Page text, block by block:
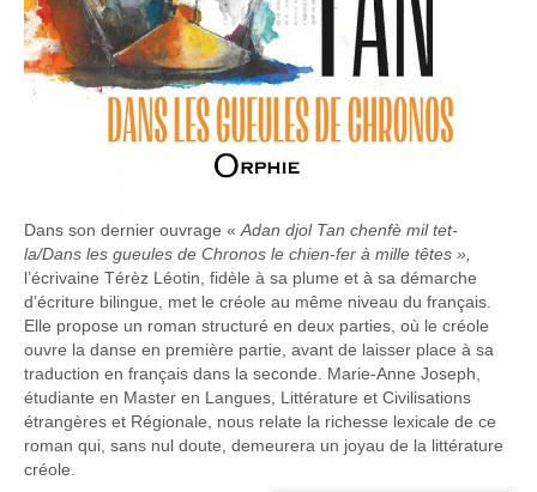
Dans son dernier ouvrage « Adan djol Tan chenfè mil tet-
la/Dans les gueules de Chronos le chien-fer à mille têtes »,
l’écrivaine Térèz Léotin, fidèle à sa plume et à sa démarche
d’écriture bilingue, met le créole au même niveau du français.
Elle propose un roman structuré en deux parties, où le créole
ouvre la danse en première partie, avant de laisser place à sa
traduction en français dans la seconde. Marie-Anne Joseph,
étudiante en Master en Langues, Littérature et Civilisations
étrangères et Régionale, nous relate la richesse lexicale de ce
roman qui, sans nul doute, demeurera un joyau de la littérature
créole.